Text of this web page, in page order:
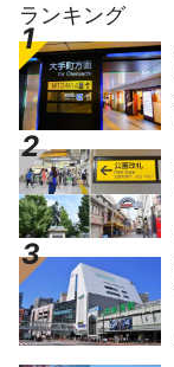
ランキング